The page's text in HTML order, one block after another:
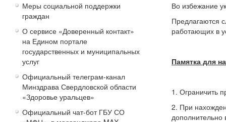
Меры социальной поддержки
граждан
О сервисе «Доверенный контакт»
на Едином портале
государственных и муниципальных
услуг
Официальный телеграм-канал
Минздрава Свердловской области
«Здоровье уральцев»
Официальный чат-бот ГБУ СО
Во избежание
Предлагаются
работающих в
Памятка для
1. Ограничить
2. При
дополнительно